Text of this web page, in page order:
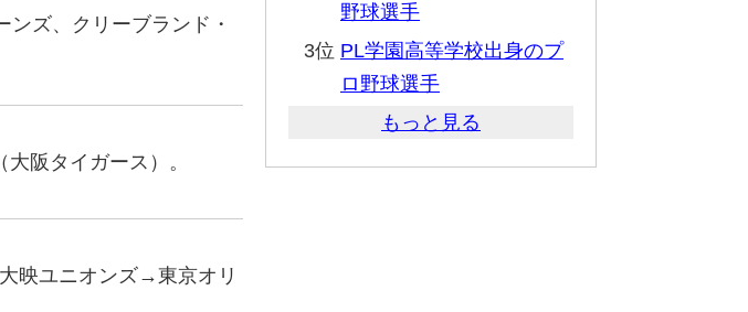
ズ、クリーブランド・
阪タイガース）。
映ユニオンズ→東京オリ
野球選手
3位 PL学園高等学校出身のプ
ロ野球選手
もっと見る